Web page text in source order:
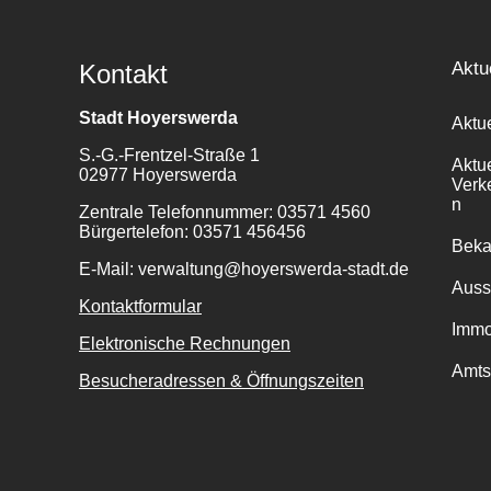
Kontakt
Stadt Hoyerswerda
S.-G.-Frentzel-Straße 1
02977 Hoyerswerda
Zentrale Telefonnummer: 03571 4560
Bürgertelefon: 03571 456456
E-Mail: verwaltung@hoyerswerda-stadt.de
Kontaktformular
Elektronische Rechnungen
Besucheradressen & Öffnungszeiten
n